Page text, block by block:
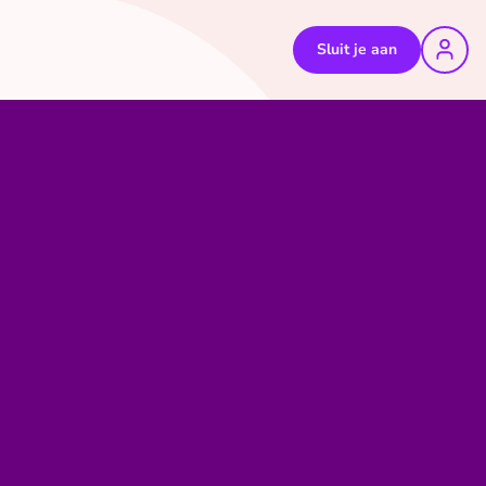
Sluit je aan